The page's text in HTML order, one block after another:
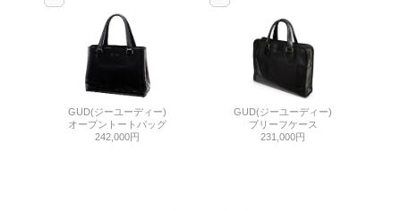
GUD(ジーユーディー)
オープントートバッグ
242,000円
GUD(ジーユーディー)
ブリーフケース
231,000円